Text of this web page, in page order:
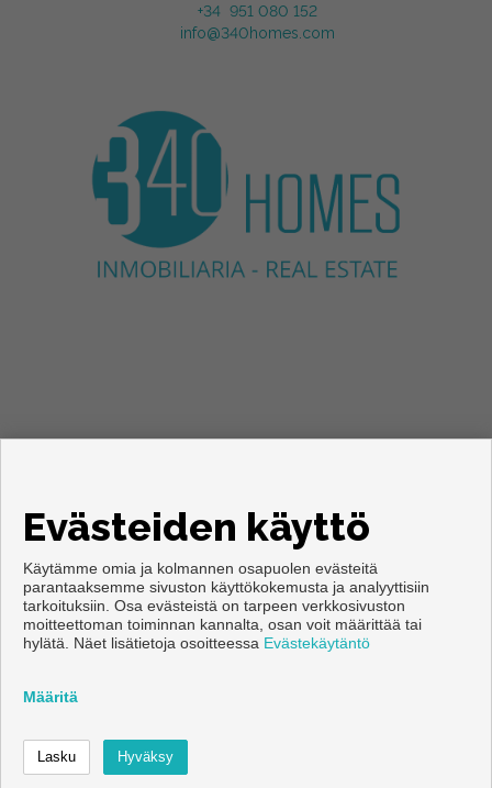
+34 951 080 152
info@340homes.com
Copyright © 2026. Kaikki oikeudet pidätetään.
Käyttöehdot|tietosuojakäytännön|Cookies policy
Evästeiden käyttö
Käytämme omia ja kolmannen osapuolen evästeitä
parantaaksemme sivuston käyttökokemusta ja analyyttisiin
tarkoituksiin. Osa evästeistä on tarpeen verkkosivuston
moitteettoman toiminnan kannalta, osan voit määrittää tai
hylätä. Näet lisätietoja osoitteessa Evästekäytäntö
Määritä